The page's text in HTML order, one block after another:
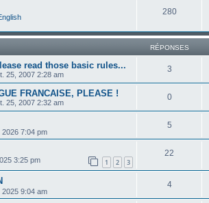
280
RÉPONSES
read those basic rules...
25, 2007 2:28 am
3
FRANCAISE, PLEASE !
25, 2007 2:32 am
0
2026 7:04 pm
5
3:25 pm 1 2 3
22
2025 9:04 am
4